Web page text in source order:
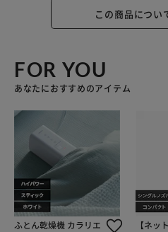
この商品につい
FOR YOU
あなたにおすすめのアイテム
ふとん乾燥機 カラリエ
【ネッ